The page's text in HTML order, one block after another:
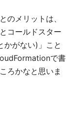
のメリットは、
コールドスター
かがない)」こと
で書
ろかなと思いま